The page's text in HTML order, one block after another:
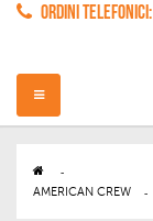
Ordini Telefonici:
Navigazione
Toggle
>
AMERICAN CREW
>